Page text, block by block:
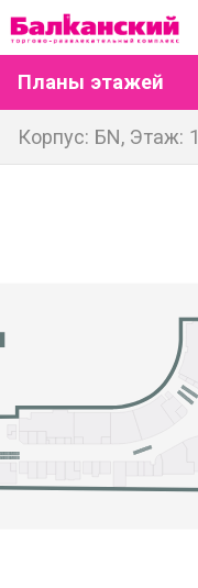
Планы этажей
Корпус: БN, Этаж: 1